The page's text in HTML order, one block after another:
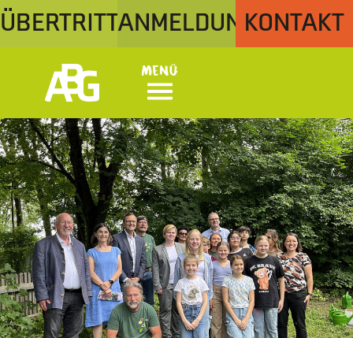
ÜBERTRITTANMELDUNGKONTAKT
Menü